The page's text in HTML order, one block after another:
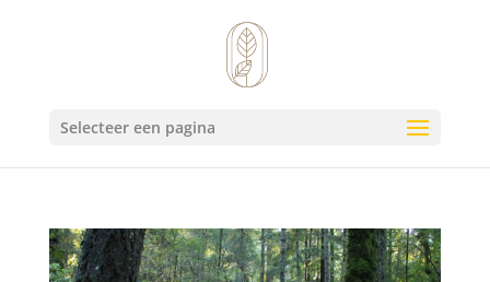
Selecteer een pagina